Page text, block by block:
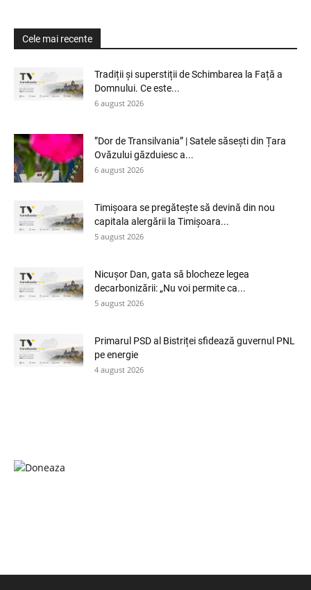
Cele mai recente
Tradiții și superstiții de Schimbarea la Față a
Domnului. Ce este...
6 august 2026
”Dor de Transilvania” | Satele săsești din Țara
Ovăzului găzduiesc a...
6 august 2026
Timișoara se pregătește să devină din nou
capitala alergării la Timișoara...
5 august 2026
Nicușor Dan, gata să blocheze legea
decarbonizării: „Nu voi permite ca...
5 august 2026
Primarul PSD al Bistriței sfidează guvernul PNL
pe energie
4 august 2026